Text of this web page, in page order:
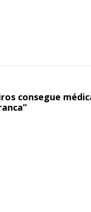
Ofertas para
consegue